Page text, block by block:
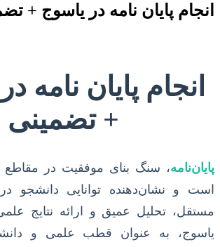
انجام پایان نامه در یاسوج +
انجام پایان نامه
+ تضمینی
پایان‌نامه، سنگ بنای موفقیت در مقاطع
است و نشان‌دهنده توانایی دانشجو
مستقل، تحلیل عمیق و ارائه نتایج
یاسوج، به عنوان قطب علمی و